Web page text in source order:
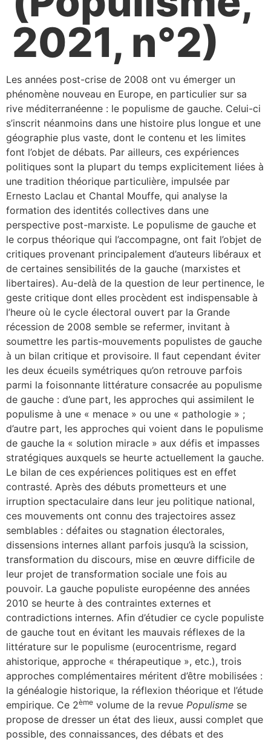
2021, n°2)
Les années post-crise de 2008 ont vu émerger un
phénomène nouveau en Europe, en particulier sur sa
rive méditerranéenne : le populisme de gauche. Celui-ci
s’inscrit néanmoins dans une histoire plus longue et une
géographie plus vaste, dont le contenu et les limites
font l’objet de débats. Par ailleurs, ces expériences
politiques sont la plupart du temps explicitement liées à
une tradition théorique particulière, impulsée par
Ernesto Laclau et Chantal Mouffe, qui analyse la
formation des identités collectives dans une
perspective post-marxiste. Le populisme de gauche et
le corpus théorique qui l’accompagne, ont fait l’objet de
critiques provenant principalement d’auteurs libéraux et
de certaines sensibilités de la gauche (marxistes et
libertaires). Au-delà de la question de leur pertinence, le
geste critique dont elles procèdent est indispensable à
l’heure où le cycle électoral ouvert par la Grande
récession de 2008 semble se refermer, invitant à
soumettre les partis-mouvements populistes de gauche
à un bilan critique et provisoire. Il faut cependant éviter
les deux écueils symétriques qu’on retrouve parfois
parmi la foisonnante littérature consacrée au populisme
de gauche : d’une part, les approches qui assimilent le
populisme à une « menace » ou une « pathologie » ;
d’autre part, les approches qui voient dans le populisme
de gauche la « solution miracle » aux défis et impasses
stratégiques auxquels se heurte actuellement la gauche.
Le bilan de ces expériences politiques est en effet
contrasté. Après des débuts prometteurs et une
irruption spectaculaire dans leur jeu politique national,
ces mouvements ont connu des trajectoires assez
semblables : défaites ou stagnation électorales,
dissensions internes allant parfois jusqu’à la scission,
transformation du discours, mise en œuvre difficile de
leur projet de transformation sociale une fois au
pouvoir. La gauche populiste européenne des années
2010 se heurte à des contraintes externes et
contradictions internes. Afin d’étudier ce cycle populiste
de gauche tout en évitant les mauvais réflexes de la
littérature sur le populisme (eurocentrisme, regard
ahistorique, approche « thérapeutique », etc.), trois
approches complémentaires méritent d’être mobilisées :
la généalogie historique, la réflexion théorique et l’étude
empirique. Ce 2ème volume de la revue Populisme se
propose de dresser un état des lieux, aussi complet que
possible, des connaissances, des débats et des